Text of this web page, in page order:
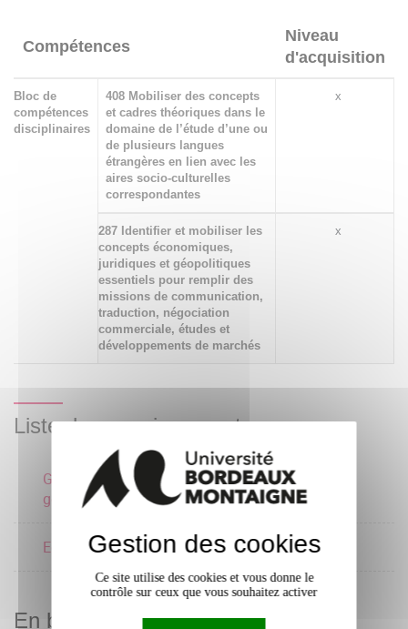
Compétences
Niveau
d'acquisition
Bloc de
compétences
disciplinaires
408 Mobiliser des concepts
et cadres théoriques dans le
domaine de l’étude d’une ou
de plusieurs langues
étrangères en lien avec les
aires socio-culturelles
correspondantes
x
287 Identifier et mobiliser les
concepts économiques,
juridiques et géopolitiques
essentiels pour remplir des
missions de communication,
traduction, négociation
commerciale, études et
développements de marchés
x
Liste des enseignements
Géopolitique et
géoéconomie
3 crédits
Economie 1 3 crédits
En bref
Gestion des cookies
Ce site utilise des cookies et vous donne le
contrôle sur ceux que vous souhaitez activer